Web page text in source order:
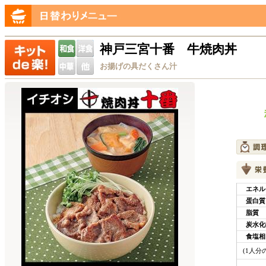
神戸三宮十番 牛焼肉丼
お揚げの具だくさん汁
エネ
蛋白質
脂質
炭水
食塩
(1人分